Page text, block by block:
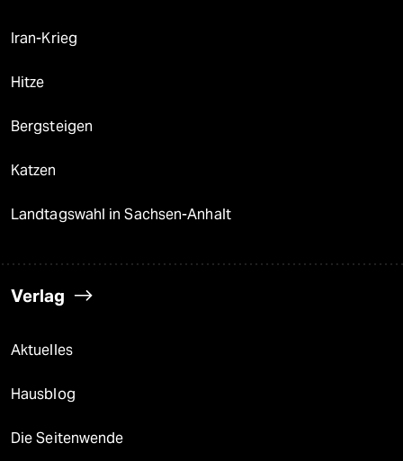
Iran-Krieg
Hitze
Bergsteigen
Katzen
Landtagswahl in Sachsen-Anhalt
Verlag
Aktuelles
Hausblog
Die Seitenwende